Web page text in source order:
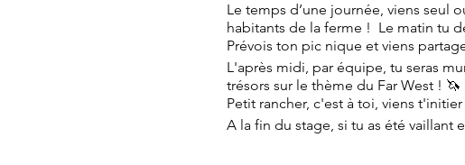
Le temps d’une journée, viens seul
habitants de la ferme ! Le matin tu
Prévois ton pic nique et viens
L'après midi, par équipe, tu seras
trésors sur le thème du Far West ! 🦄
Petit rancher, c'est à toi, viens
A la fin du stage, si tu as été vaillant